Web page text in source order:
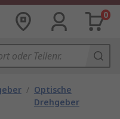
0
/ Optische
Drehgeber